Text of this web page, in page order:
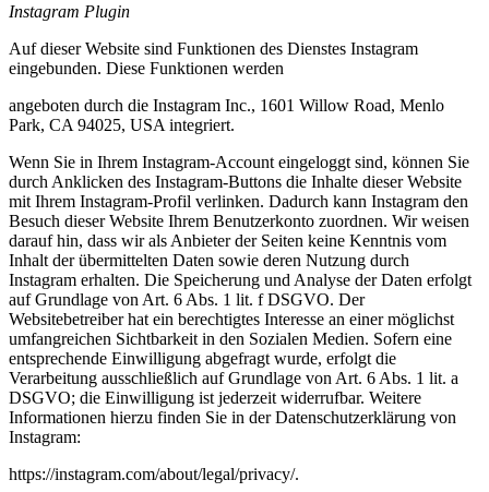
Instagram Plugin
Auf dieser Website sind Funktionen des Dienstes Instagram
eingebunden. Diese Funktionen werden
angeboten durch die Instagram Inc., 1601 Willow Road, Menlo
Park, CA 94025, USA integriert.
Wenn Sie in Ihrem Instagram-Account eingeloggt sind, können Sie
durch Anklicken des Instagram-Buttons die Inhalte dieser Website
mit Ihrem Instagram-Profil verlinken. Dadurch kann Instagram den
Besuch dieser Website Ihrem Benutzerkonto zuordnen. Wir weisen
darauf hin, dass wir als Anbieter der Seiten keine Kenntnis vom
Inhalt der übermittelten Daten sowie deren Nutzung durch
Instagram erhalten. Die Speicherung und Analyse der Daten erfolgt
auf Grundlage von Art. 6 Abs. 1 lit. f DSGVO. Der
Websitebetreiber hat ein berechtigtes Interesse an einer möglichst
umfangreichen Sichtbarkeit in den Sozialen Medien. Sofern eine
entsprechende Einwilligung abgefragt wurde, erfolgt die
Verarbeitung ausschließlich auf Grundlage von Art. 6 Abs. 1 lit. a
DSGVO; die Einwilligung ist jederzeit widerrufbar. Weitere
Informationen hierzu finden Sie in der Datenschutzerklärung von
Instagram:
https://instagram.com/about/legal/privacy/.